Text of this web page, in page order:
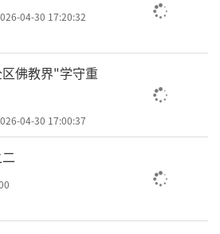
04-30 17:20:32
佛教界"学守重
04-30 17:00:37